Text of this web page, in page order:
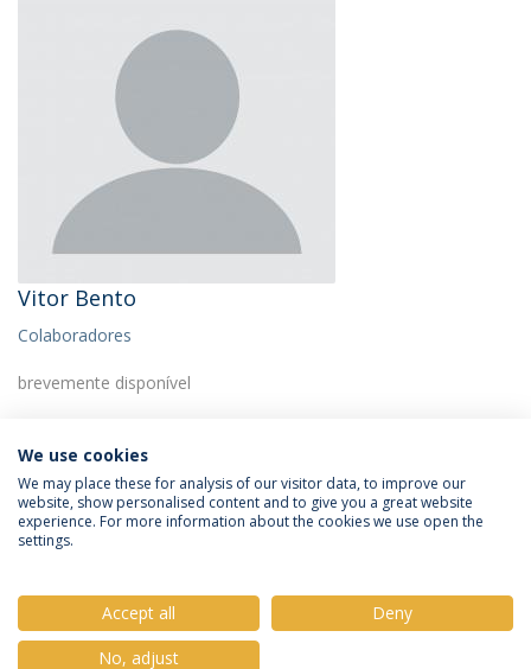
Vitor Bento
Colaboradores
brevemente disponível
Política de Privacidade
Termos e Condições
We use cookies
We may place these for analysis of our visitor data, to improve our
website, show personalised content and to give you a great website
experience. For more information about the cookies we use open the
settings.
Accept all
Deny
No, adjust